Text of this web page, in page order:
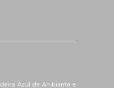
Azul de Ambiente e